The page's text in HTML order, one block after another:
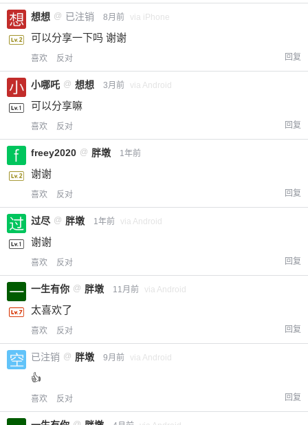
想想 @ 已注销 8月前 via iPhone
可以分享一下吗 谢谢
喜欢 反对 回复
小哪吒 @ 想想 3月前 via Android
可以分享嘛
喜欢 反对 回复
freey2020 @ 胖墩 1年前
谢谢
喜欢 反对 回复
过尽 @ 胖墩 1年前 via Android
谢谢
喜欢 反对 回复
一生有你 @ 胖墩 11月前 via Android
太喜欢了
喜欢 反对 回复
已注销 @ 胖墩 9月前 via Android
👍
喜欢 反对 回复